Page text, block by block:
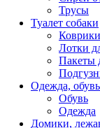
Трусы
Туалет собаки
Коврики
Лотки
Пакеты
Одежда, обувь
Обувь
Одежда
Домики,